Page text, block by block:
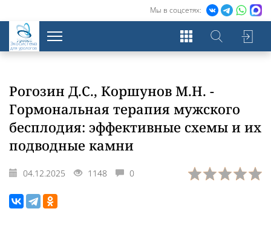
Мы в соцсетях:
Экосистема
для урологов
Рогозин Д.С., Коршунов М.Н. -
Гормональная терапия мужского
бесплодия: эффективные схемы и их
подводные камни
04.12.2025 1148 0